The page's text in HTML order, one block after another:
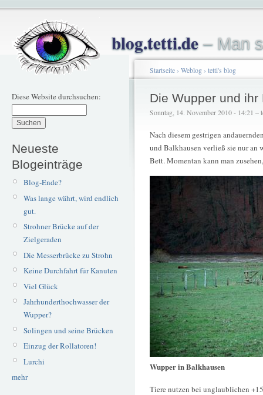
blog.tetti.de– Man
Diese Website durchsuchen:
Neueste
Blogeinträge
Blog-Ende?
Was lange währt, wird endlich
gut.
Strohner Brücke auf der
Zielgeraden
Die Messerbrücke zu Strohn
Keine Durchfahrt für Kanuten
Viel Glück
Jahrhunderthochwasser der
Wupper?
Solingen und seine Brücken
Einzug der Rollatoren!
Lurchi
mehr
Startseite› Weblog› tetti's blog
Die Wupper und ihr
Sonntag, 14. November 2010 - 14:21 –
Nach diesem gestrigen
und Balkhausen verließ sie nur an
Bett. Momentan kann man
Wupper in Balkhausen
Tiere nutzen bei unglaublichen